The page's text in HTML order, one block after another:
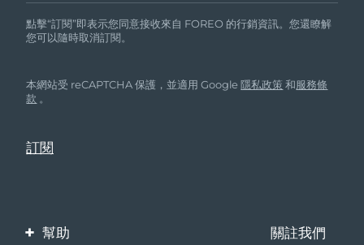
點擊“訂閱”即表示您同意接收來自 FOREO 的行銷資訊。您還瞭解
您可以隨時取消訂閱。
本網站受 reCAPTCHA 保護，並適用 Google隱私政策 和服務條
款 。
幫助 關註我們